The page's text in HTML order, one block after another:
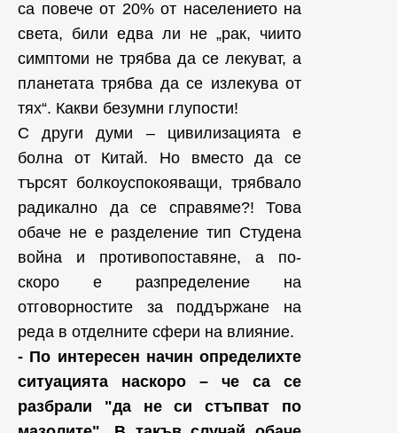
са повече от 20% от населението на
света, били едва ли не „рак, чиито
симптоми не трябва да се лекуват, а
планетата трябва да се излекува от
тях“. Какви безумни глупости!
С други думи – цивилизацията е
болна от Китай. Но вместо да се
търсят болкоуспокояващи, трябвало
радикално да се справяме?! Това
обаче не е разделение тип Студена
война и противопоставяне, а по-
скоро е разпределение на
отговорностите за поддържане на
реда в отделните сфери на влияние.
- По интересен начин определихте
ситуацията наскоро – че са се
разбрали "да не си стъпват по